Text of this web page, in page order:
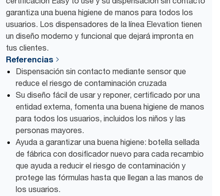
garantiza una buena higiene de manos para todos los
usuarios. Los dispensadores de la línea Elevation tienen
un diseño moderno y funcional que dejará impronta en
tus clientes.
Referencias
Dispensación sin contacto mediante sensor que
reduce el riesgo de contaminación cruzada
Su diseño fácil de usar y reponer, certificado por una
entidad externa, fomenta una buena higiene de manos
para todos los usuarios, incluidos los niños y las
personas mayores.
Ayuda a garantizar una buena higiene: botella sellada
de fábrica con dosificador nuevo para cada recambio
que ayuda a reducir el riesgo de contaminación y
protege las fórmulas hasta que llegan a las manos de
los usuarios.